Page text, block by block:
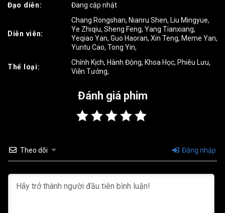
Tập 22 Tập 23 Tập 24
Tập 29
Tập 32
Tập 35
Tập 40 Tập 42
Tập 43 Tập 44 Tập 45
Đạo diễn:
Đang cập nhật
Diễn viên:
Chang Rongshan, Nianru Shen, Liu Mingyue,
Ye Zhiqiu, Sheng Feng, Yang Tianxiang,
Yeqiao Yan, Guo Haoran, Xin Teng, Meme Yan,
Yuntu Cao, Tong Yin,
Thể loại:
Chính Kịch, Hành Động, Khoa Học, Phiêu Lưu,
Viễn Tưởng,
Đánh giá phim
Theo dõi Đăng nhập